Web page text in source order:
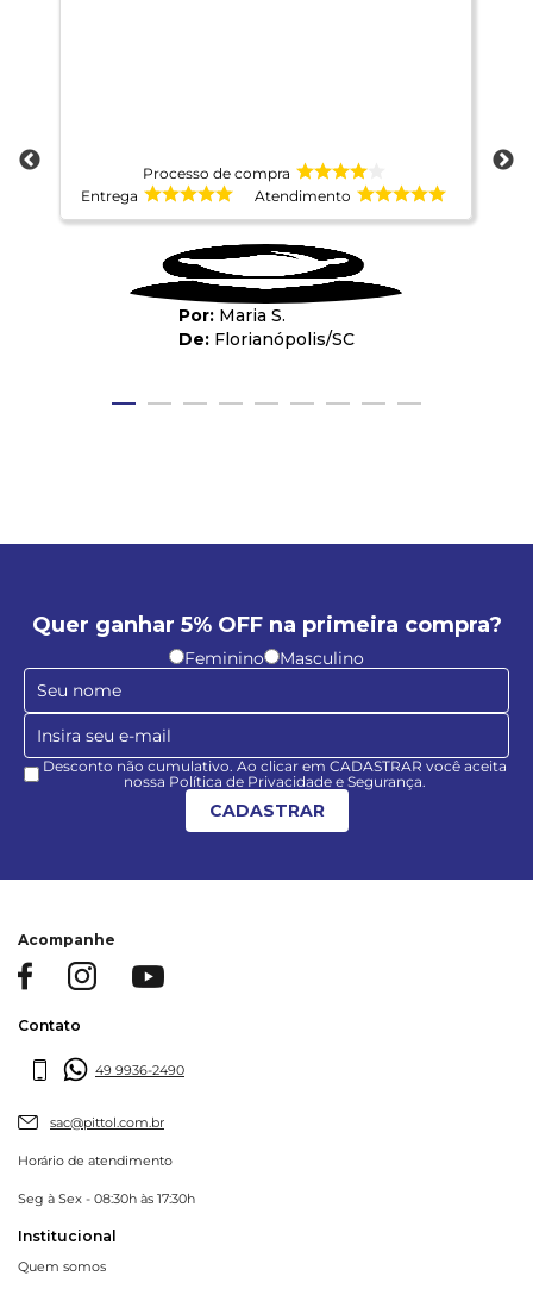
Processo de compra
Entrega
Atendimento
Maria S.
Florianópolis/SC
Quer ganhar 5% OFF na primeira compra?
Feminino Masculino
Desconto não cumulativo. Ao clicar em CADASTRAR você aceita
nossa Política de Privacidade e Segurança.
CADASTRAR
Acompanhe
Contato
49 9936-2490
sac@pittol.com.br
Horário de atendimento
Seg à Sex - 08:30h às 17:30h
Institucional
Quem somos